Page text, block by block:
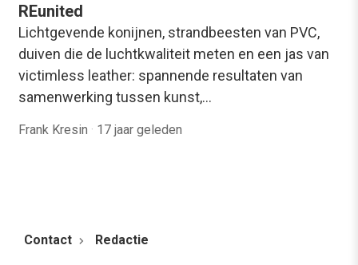
REunited
Lichtgevende konijnen, strandbeesten van PVC,
duiven die de luchtkwaliteit meten en een jas van
victimless leather: spannende resultaten van
samenwerking tussen kunst,…
Frank Kresin · 17 jaar geleden
Contact Redactie